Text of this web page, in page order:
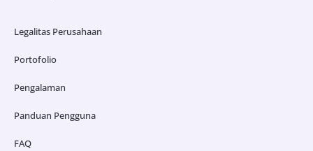
Legalitas Perusahaan
Portofolio
Pengalaman
Panduan Pengguna
FAQ